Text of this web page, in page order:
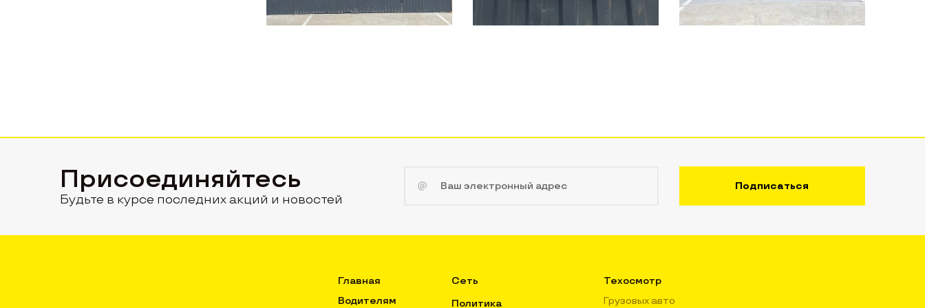
Присоединяйтесь
Будьте в курсе последних акций и новостей
Главная
Водителям
Сеть
Политика
Техосмотр
Грузовых авто